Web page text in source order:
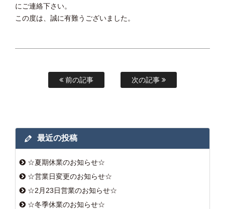
にご連絡下さい。
この度は、誠に有難うございました。
前の記事 次の記事
最近の投稿
☆夏期休業のお知らせ☆
☆営業日変更のお知らせ☆
☆2月23日営業のお知らせ☆
☆冬季休業のお知らせ☆